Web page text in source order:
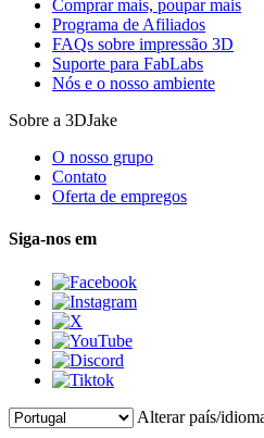
Comprar mais, poupar mais
Programa de Afiliados
FAQs sobre impressão 3D
Suporte para FabLabs
Nós e o nosso ambiente
Sobre a 3DJake
O nosso grupo
Contato
Oferta de empregos
Siga-nos em
Alterar país/